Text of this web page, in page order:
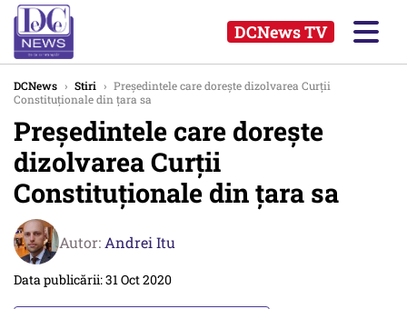
DCNews TV
DCNews › Stiri › Preşedintele care doreşte dizolvarea Curţii
Constituţionale din țara sa
Preşedintele care doreşte
dizolvarea Curţii
Constituţionale din țara sa
Autor: Andrei Itu
Data publicării: 31 Oct 2020